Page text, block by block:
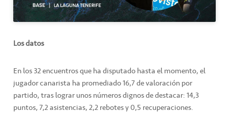
Los datos
En los 32 encuentros que ha disputado hasta el momento, el
jugador canarista ha promediado 16,7 de valoración por
partido, tras lograr unos números dignos de destacar: 14,3
puntos, 7,2 asistencias, 2,2 rebotes y 0,5 recuperaciones.